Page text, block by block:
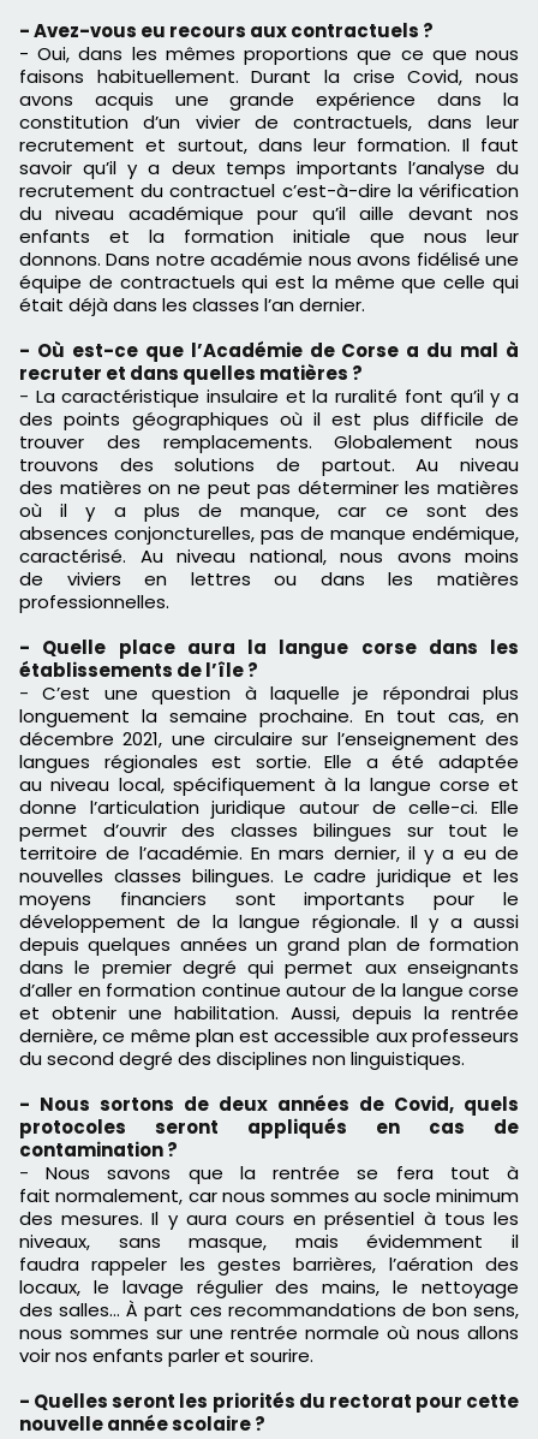
- Avez-vous eu recours aux contractuels ?
- Oui, dans les mêmes proportions que ce que nous
faisons habituellement. Durant la criseCovid, nous
avons acquis une grande expérience dans la
constitution d’un vivier de contractuels, dans leur
recrutement et surtout, dans leur formation. Il faut
savoir qu’il y a deux temps importants l’analyse du
recrutement du contractuel c’est-à-dire la vérification
du niveau académique pour qu’il aille devant nos
enfants et la formation initiale que nous leur
donnons. Dans notreacadémie nous avons fidélisé une
équipe de contractuels qui est la même que celle qui
était déjà dans les classes l’an dernier.
- Où est-ce que l’Académie de Corse a du mal à
recruter et dans quelles matières ?
- La caractéristique insulaire et la ruralité font qu’il y a
des points géographiques où il est plus difficile de
trouver des remplacements.
Globalement nous
trouvons des solutions de partout.
Au niveau
des matières on ne peut pas déterminer les matières
où il y a plus demanque, car ce sont des
absences conjoncturelles, pas de manque endémique,
caractérisé.
Au niveau national, nous avons moins
de viviers en lettres ou dans les matières
professionnelles.
- Quelle place aura la langue corse dans les
établissements de l’île ?
-C’est une question à laquelle je répondrai plus
longuement la semaine prochaine. En tout cas, en
décembre 2021, une circulaire sur l’enseignement des
langues régionales est sortie. Elle a été adaptée
auniveau local, spécifiquement à la langue corse et
donne l’articulationjuridique autour de celle-ci. Elle
permet d’ouvrir des classes bilingues sur tout le
territoire de l’académie. En mars dernier, il y a eu de
nouvelles classes bilingues. Le cadre juridique et les
moyens financiers sont importants pour le
développement de la langue régionale. Il y a aussi
depuis quelques années un grand plan de formation
dans le premier degré qui permet aux enseignants
d’aller en formation continue autour de la langue corse
et obtenir une habilitation. Aussi, depuis la rentrée
dernière, ce même plan est accessible aux professeurs
du second degré des disciplines non linguistiques.
- Nous sortons de deux années de Covid, quels
protocoles seront appliqués en cas de
contamination ?
-Nous savons que la rentrée se fera tout à
faitnormalement, car nous sommes au socle minimum
des mesures. Il y auracours en présentiel à tous les
niveaux, sansmasque, mais évidemment il
faudra rappeler les gestes barrières, l’aération des
locaux, le lavage régulier des mains, le nettoyage
dessalles… À part ces recommandations de bon sens,
nous sommes sur une rentrée normale où nous allons
voir nos enfants parler et sourire.
- Quelles seront les priorités du rectorat pour cette
nouvelle année scolaire ?